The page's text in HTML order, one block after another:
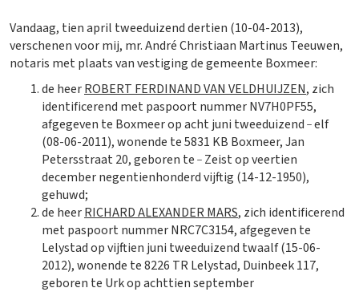
Vandaag, tien april tweeduizend dertien (10-04-2013),
verschenen voor mij, mr. André Christiaan Martinus Teeuwen,
notaris met plaats van vestiging de gemeente Boxmeer:
de heerROBERT FERDINAND VAN VELDHUIJZEN, zich
identificerend met paspoort nummer NV7H0PF55,
afgegeven te Boxmeer op acht juni tweeduizend elf
(08-06-2011), wonende te 5831 KB Boxmeer, Jan
Petersstraat 20, geboren te
Zeist op veertien
december negentienhonderd vijftig (14-12-1950),
gehuwd;
de heerRICHARD ALEXANDER MARS, zich identificerend
met paspoort nummer NRC7C3154, afgegeven te
Lelystad op vijftien juni tweeduizend twaalf (15-06-
2012), wonende te 8226 TR Lelystad, Duinbeek 117,
geboren te Urk op achttien september